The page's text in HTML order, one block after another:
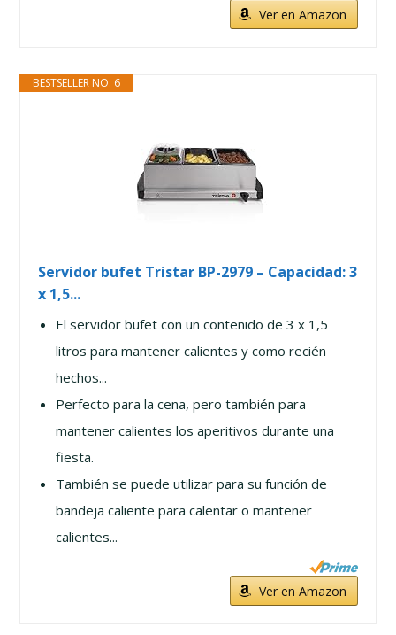
Ver en Amazon
BESTSELLER NO. 6
Servidor bufet Tristar BP-2979 – Capacidad: 3
x 1,5...
El servidor bufet con un contenido de 3 x 1,5
litros para mantener calientes y como recién
hechos...
Perfecto para la cena, pero también para
mantener calientes los aperitivos durante una
fiesta.
También se puede utilizar para su función de
bandeja caliente para calentar o mantener
calientes...
Ver en Amazon